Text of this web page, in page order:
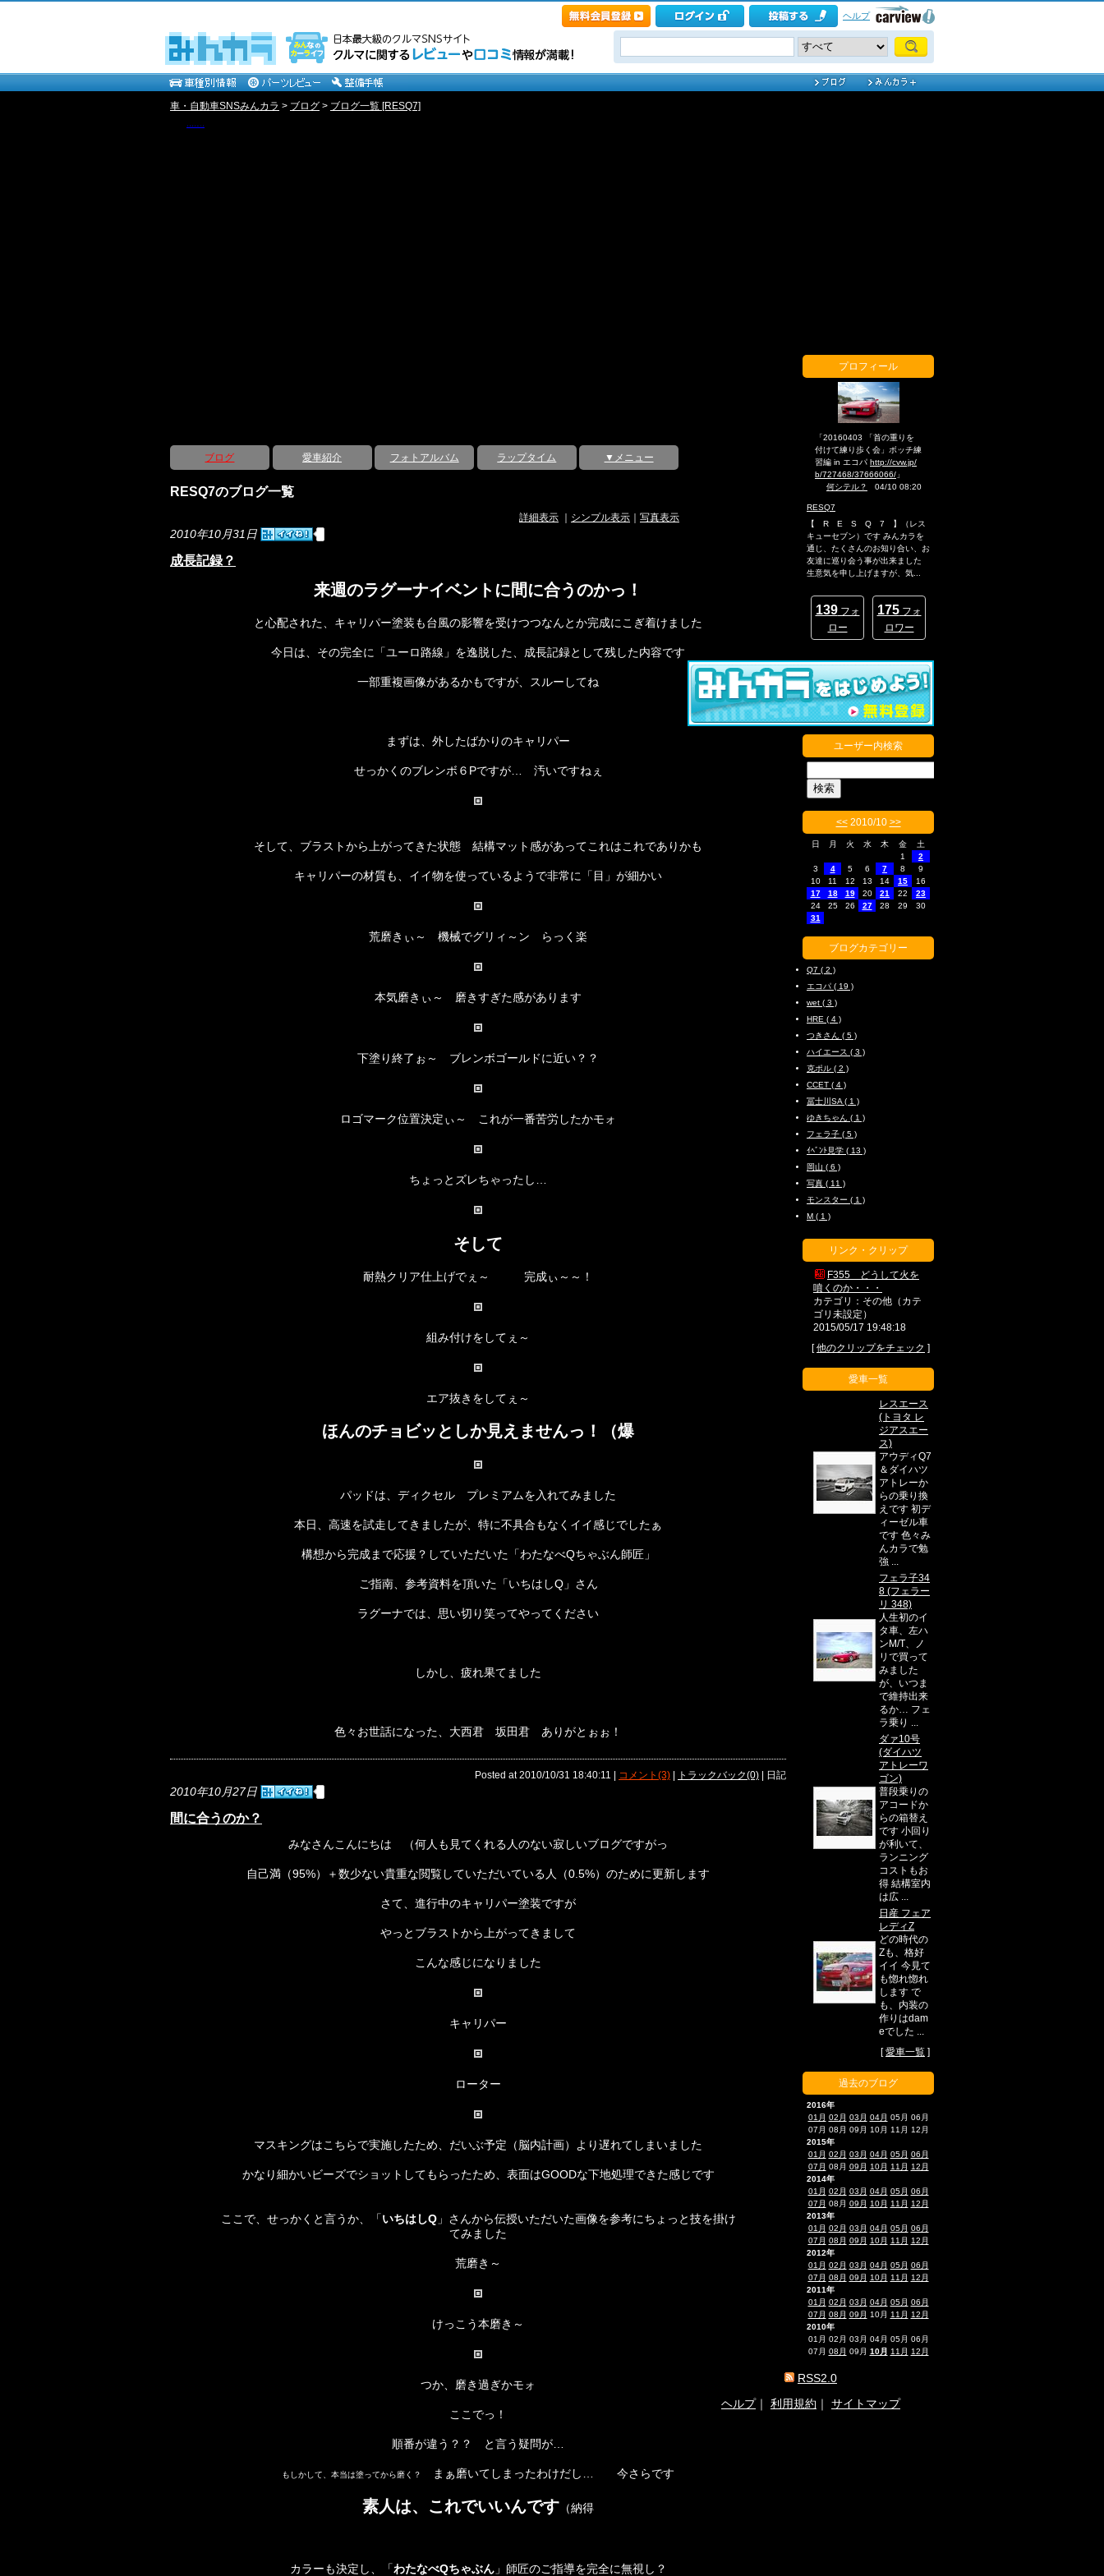
ヘルプ
車・自動車SNSみんカラ > ブログ > ブログ一覧 [RESQ7]
ブログ 愛車紹介 フォトアルバム ラップタイム ▼メニュー
RESQ7のブログ一覧
詳細表示 シンプル表示 写真表示
2010年10月31日
成長記録？
来週のラグーナイベントに間に合うのかっ！
と心配された、キャリパー塗装も台風の影響を受けつつなんとか完成にこぎ着けました
今日は、その完全に「ユーロ路線」を逸脱した、成長記録として残した内容です
一部重複画像があるかもですが、スルーしてね
まずは、外したばかりのキャリパー
せっかくのブレンボ６Pですが… 汚いですねぇ
そして、ブラストから上がってきた状態 結構マット感があってこれはこれでありかも
キャリパーの材質も、イイ物を使っているようで非常に「目」が細かい
荒磨きぃ～ 機械でグリィ～ン らっく楽
本気磨きぃ～ 磨きすぎた感があります
下塗り終了ぉ～ ブレンボゴールドに近い？？
ロゴマーク位置決定ぃ～ これが一番苦労したかモォ
ちょっとズレちゃったし…
そして
耐熱クリア仕上げでぇ～ 完成ぃ～～！
組み付けをしてぇ～
エア抜きをしてぇ～
ほんのチョビッとしか見えませんっ！（爆
パッドは、ディクセル プレミアムを入れてみました
本日、高速を試走してきましたが、特に不具合もなくイイ感じでしたぁ
構想から完成まで応援？していただいた「わたなべQちゃぶん師匠」
ご指南、参考資料を頂いた「いちはしQ」さん
ラグーナでは、思い切り笑ってやってください
しかし、疲れ果てました
色々お世話になった、大西君 坂田君 ありがとぉぉ！
Posted at 2010/10/31 18:40:11 | コメント(3) | トラックバック(0) | 日記
2010年10月27日
間に合うのか？
みなさんこんにちは （何人も見てくれる人のない寂しいブログですがっ
自己満（95%）＋数少ない貴重な閲覧していただいている人（0.5%）のために更新します
さて、進行中のキャリパー塗装ですが
やっとブラストから上がってきまして
こんな感じになりました
キャリパー
ローター
マスキングはこちらで実施したため、だいぶ予定（脳内計画）より遅れてしまいました
かなり細かいビーズでショットしてもらったため、表面はGOODな下地処理できた感じです
ここで、せっかくと言うか、「いちはしQ」さんから伝授いただいた画像を参考にちょっと技を掛け
てみました
荒磨き～
けっこう本磨き～
つか、磨き過ぎかモォ
ここでっ！
順番が違う？？ と言う疑問が…
もしかして、本当は塗ってから磨く？ まぁ磨いてしまったわけだし… 今さらです
素人は、これでいいんです （納得
カラーも決定し、「わたなべQちゃぶん」師匠のご指導を完全に無視し？
プロフィール
「20160403 「首の重りを
付けて練り歩く会」ボッチ練
習編 in エコパ http://cvw.jp/
b/727468/37666066/ 」
何シテル？
04/10 08:20
RESQ7
【 R E S Q 7 】（レス
キューセブン）です みんカラを
通じ、たくさんのお知り合い、お
友達に巡り会う事が出来ました
生意気を申し上げますが、気...
139フォ
ロー
175フォ
ロワー
ユーザー内検索
<<2010/10 >>
日 月 火 水 木 金
土
1
2
3
4 5 6 7 8
9
10
11 12 13 14 15
16
17
18 19 20 21 22
23
24
25 26 27 28 29
30
31
ブログカテゴリー
Q7 ( 2 )
エコパ ( 19 )
wet ( 3 )
HRE ( 4 )
つきさん ( 5 )
ハイエース ( 3 )
克ポル ( 2 )
CCET ( 4 )
冨士川SA ( 1 )
ゆきちゃん ( 1 )
フェラ子 ( 5 )
ｲﾍﾞﾝﾄ見学 ( 13 )
岡山 ( 6 )
写真 ( 11 )
モンスター ( 1 )
M ( 1 )
リンク・クリップ
F355 どうして火を
噴くのか・・・
カテゴリ：その他（カテ
ゴリ未設定）
2015/05/17 19:48:18
[他のクリップをチェック ]
愛車一覧
レスエース
(トヨタ レ
ジアスエー
ス)
アウディQ7
＆ダイハツ
アトレーか
らの乗り換
えです 初デ
ィーゼル車
です 色々み
んカラで勉
強 ...
フェラ子34
8 (フェラー
リ 348)
人生初のイ
タ車、左ハ
ンM/T、ノ
リで買って
みました
が、いつま
で維持出来
るか… フェ
ラ乗り ...
ダァ10号
(ダイハツ
アトレーワ
ゴン)
普段乗りの
アコードか
らの箱替え
です 小回り
が利いて、
ランニング
コストもお
得 結構室内
は広 ...
日産 フェア
レディZ
どの時代の
Zも、格好
イイ 今見て
も惚れ惚れ
します で
も、内装の
作りはdam
eでした ...
[愛車一覧 ]
過去のブログ
2016年
01月 02月 03月 04月 05月 06月
07月 08月 09月 10月 11月 12月
2015年
01月 02月 03月 04月 05月 06月
07月 08月 09月 10月 11月 12月
2014年
01月 02月 03月 04月 05月 06月
07月 08月 09月 10月 11月 12月
2013年
01月 02月 03月 04月 05月 06月
07月 08月 09月 10月 11月 12月
2012年
01月 02月 03月 04月 05月 06月
07月 08月 09月 10月 11月 12月
2011年
01月 02月 03月 04月 05月 06月
07月 08月 09月 10月 11月 12月
2010年
01月 02月 03月 04月 05月 06月
07月 08月 09月 10月 11月 12月
RSS2.0
ヘルプ｜ 利用規約 ｜ サイトマップ